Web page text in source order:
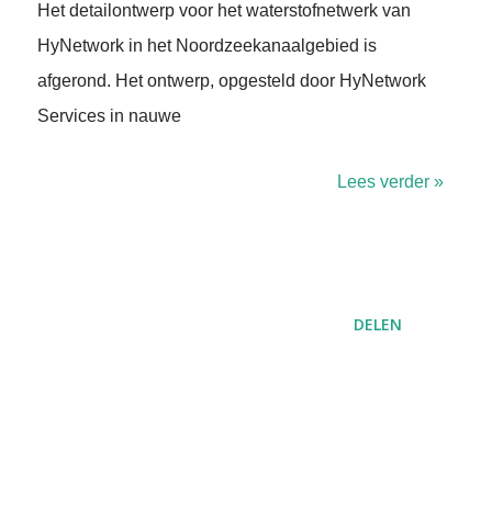
Het detailontwerp voor het waterstofnetwerk van
HyNetwork in het Noordzeekanaalgebied is
afgerond. Het ontwerp, opgesteld door HyNetwork
Services in nauwe
Lees verder »
DELEN